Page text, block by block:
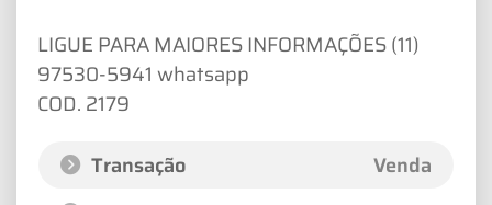
LIGUE PARA MAIORES INFORMAÇÕES (11)
97530-5941 whatsapp
COD. 2179
Transação
Venda